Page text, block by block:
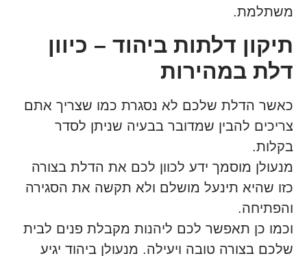
משתלמת.
תיקון דלתות ביהוד – כיוון
דלת במהירות
כאשר הדלת שלכם לא נסגרת כמו שצריך אתם
צריכים להבין שמדובר בבעיה שניתן לסדר
בקלות.
מנעולן מוסמך ידע לכוון לכם את הדלת בצורה
כזו שהיא תינעל מושלם ולא תקשה את הסגירה
והפתיחה.
וכמו כן תאפשר לכם ליהנות מקבלת פנים לבית
שלכם בצורה טובה ויעילה. מנעולן ביהוד יגיע